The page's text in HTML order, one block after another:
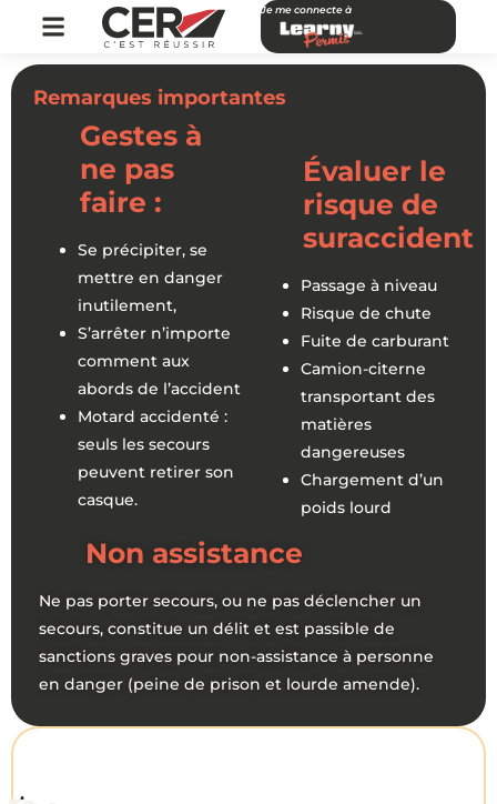
Je me connecte à
Remarques importantes
Gestes à
ne pas
faire :
Se précipiter, se
mettre en danger
inutilement,
S’arrêter n’importe
comment aux
abords de l’accident
Motard accidenté :
seuls les secours
peuvent retirer son
casque.
Évaluer le
risque de
suraccident
Passage à niveau
Risque de chute
Fuite de carburant
Camion-citerne
transportant des
matières
dangereuses
Chargement d’un
poids lourd
Non assistance
Ne pas porter secours, ou ne pas déclencher un
secours, constitue un délit et est passible de
sanctions graves pour non-assistance à personne
en danger (peine de prison et lourde amende).